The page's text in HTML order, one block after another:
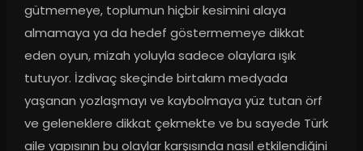
gütmemeye, toplumun hiçbir kesimini alaya
almamaya ya da hedef göstermemeye dikkat
eden oyun, mizah yoluyla sadece olaylara ışık
tutuyor. İzdivaç skeçinde birtakım medyada
yaşanan yozlaşmayı ve kaybolmaya yüz tutan örf
ve geleneklere dikkat çekmekte ve bu sayede Türk
aile yapısının bu olaylar karşısında nasıl etkilendiğini